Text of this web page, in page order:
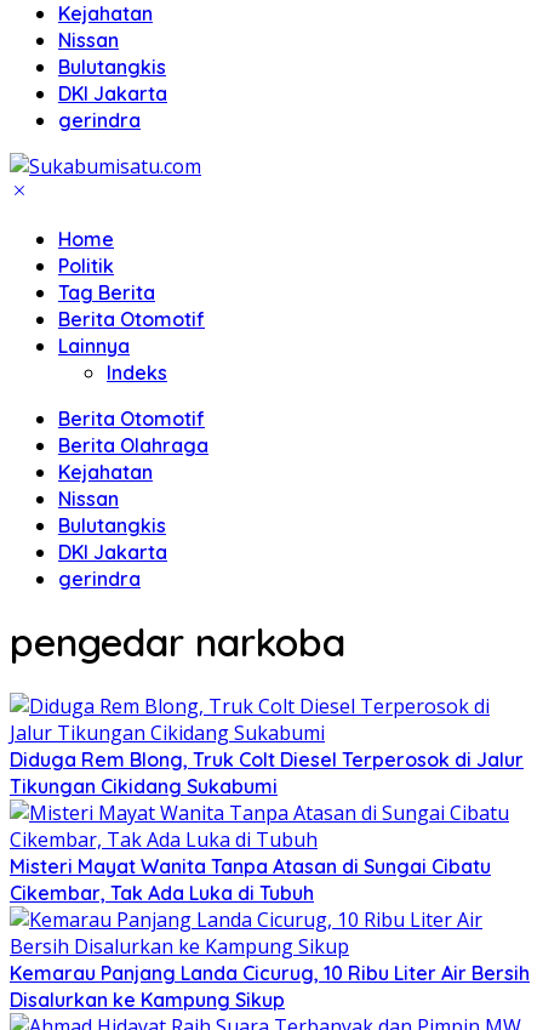
Kejahatan
Nissan
Bulutangkis
DKI Jakarta
gerindra
Home
Politik
Tag Berita
Berita Otomotif
Lainnya
Indeks
Berita Otomotif
Berita Olahraga
Kejahatan
Nissan
Bulutangkis
DKI Jakarta
gerindra
pengedar narkoba
Diduga Rem Blong, Truk Colt Diesel Terperosok di Jalur
Tikungan Cikidang Sukabumi
Misteri Mayat Wanita Tanpa Atasan di Sungai Cibatu
Cikembar, Tak Ada Luka di Tubuh
Kemarau Panjang Landa Cicurug, 10 Ribu Liter Air Bersih
Disalurkan ke Kampung Sikup